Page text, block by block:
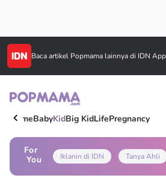
Baca artikel Popmama lainnya di IDN App
HomeBabyKidBig KidLifePregnancy
For
You
Iklanin di IDN Tanya Ahli